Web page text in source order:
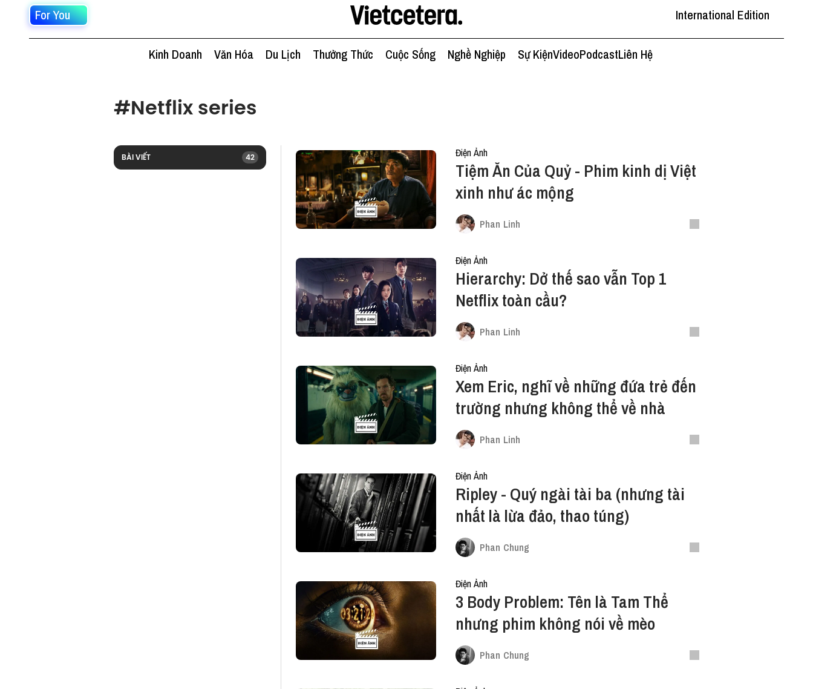
For You International Edition
Kinh Doanh Văn Hóa Du Lịch Thưởng Thức Cuộc Sống Nghề Nghiệp Sự KiệnVideoPodcastLiên Hệ
#Netflix series
BÀI VIẾT 42 Điện Ảnh
Tiệm Ăn Của Quỷ - Phim kinh dị Việt
xinh như ác mộng
Phan Linh
Điện Ảnh
Hierarchy: Dở thế sao vẫn Top 1
Netflix toàn cầu?
Phan Linh
Điện Ảnh
Xem Eric, nghĩ về những đứa trẻ đến
trường nhưng không thể về nhà
Phan Linh
Điện Ảnh
Ripley - Quý ngài tài ba (nhưng tài
nhất là lừa đảo, thao túng)
Phan Chung
Điện Ảnh
3 Body Problem: Tên là Tam Thể
nhưng phim không nói về mèo
Phan Chung